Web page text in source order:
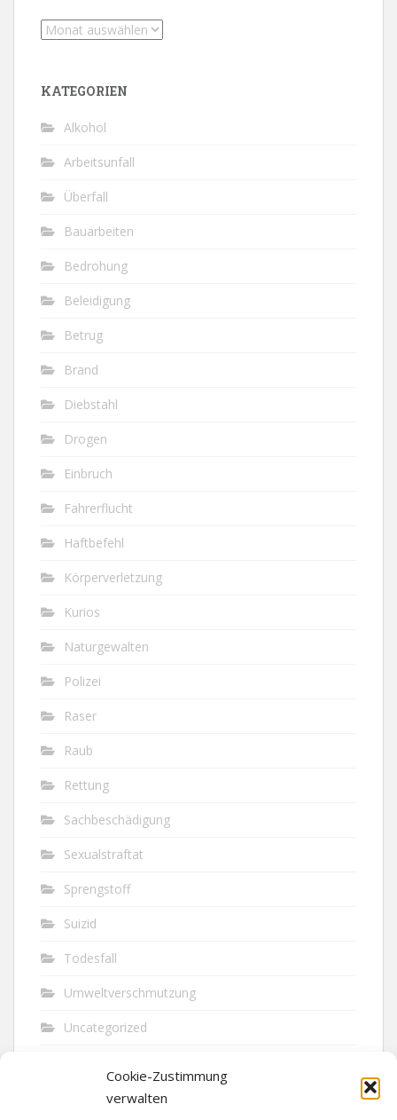
Cookie-Zustimmung
verwalten
Archiv
KATEGORIEN
Alkohol
Arbeitsunfall
Überfall
Bauarbeiten
Bedrohung
Beleidigung
Betrug
Brand
Diebstahl
Drogen
Einbruch
Fahrerflucht
Haftbefehl
Körperverletzung
Kurios
Naturgewalten
Polizei
Raser
Raub
Rettung
Sachbeschädigung
Sexualstraftat
Sprengstoff
Suizid
Todesfall
Umweltverschmutzung
Uncategorized
Vandalismus